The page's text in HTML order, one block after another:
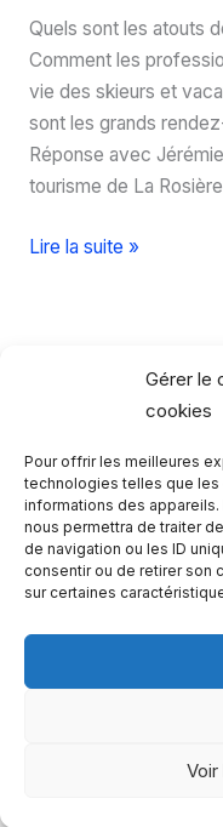
Gérer le
cookies
Pour offrir les meilleures
technologies telles que
informations des
nous permettra de traiter
de navigation ou les ID
consentir ou de retirer son
sur certaines
Quels sont les atouts
Comment les
vie des skieurs et
sont les grands
Réponse avec
tourisme de La
La
la
Savoie
Lire la suite »
Rechercher…
R
e
e
Qui